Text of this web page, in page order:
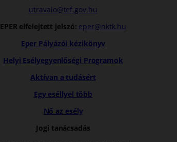
utravalo@tef.gov.hu
EPER elfelejtett jelszó: eper@nktk.hu
Eper Pályázói kézikönyv
Helyi Esélyegyenlőségi Programok
Aktívan a tudásért
Egy eséllyel több
Nő az esély
Jogi tanácsadás